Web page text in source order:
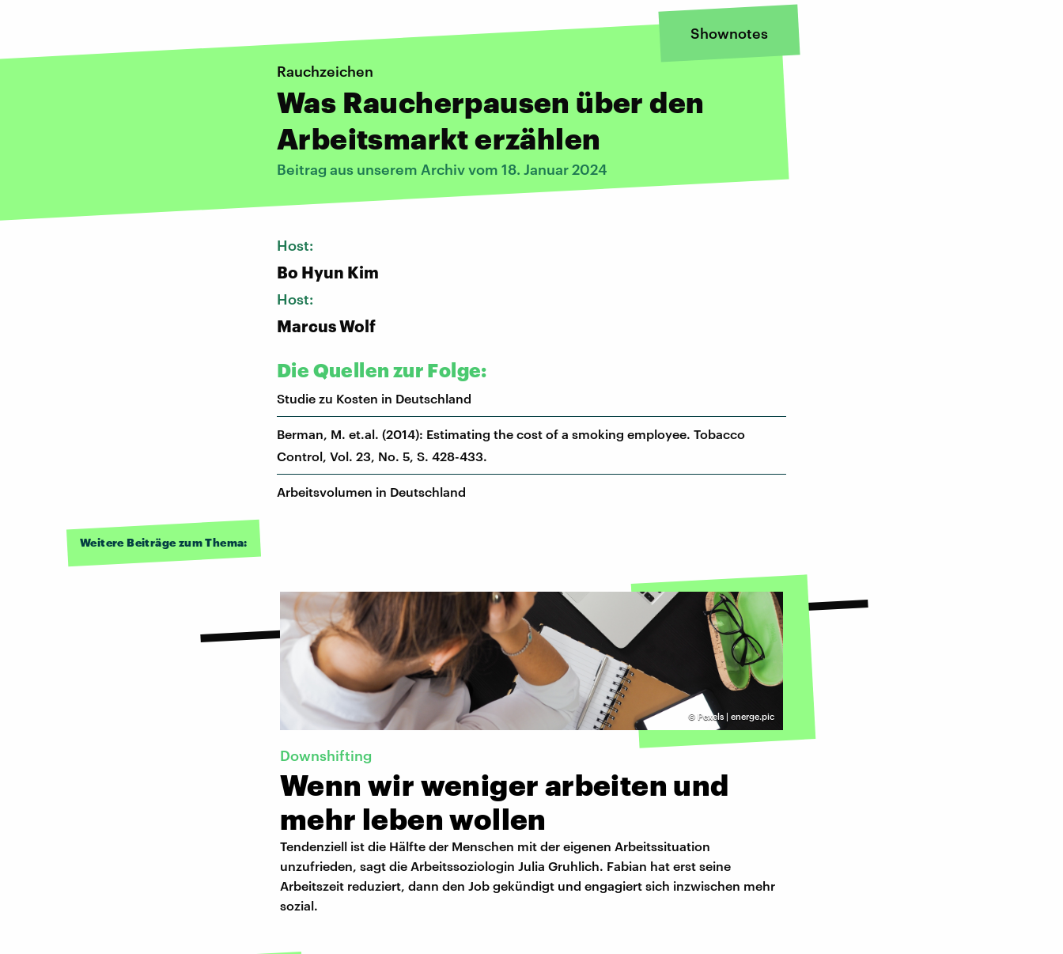
Shownotes
Rauchzeichen
Was Raucherpausen über den
Arbeitsmarkt erzählen
Beitrag aus unserem Archiv vom 18. Januar 2024
Host:
Bo Hyun Kim
Host:
Marcus Wolf
Die Quellen zur Folge:
Studie zu Kosten in Deutschland
Berman, M. et.al. (2014): Estimating the cost of a smoking employee. Tobacco
Control, Vol. 23, No. 5, S. 428-433.
Arbeitsvolumen in Deutschland
Weitere Beiträge zum Thema:
© Pexels | energe.pic
Downshifting
Wenn wir weniger arbeiten und
mehr leben wollen
Tendenziell ist die Hälfte der Menschen mit der eigenen Arbeitssituation
unzufrieden, sagt die Arbeitssoziologin Julia Gruhlich. Fabian hat erst seine
Arbeitszeit reduziert, dann den Job gekündigt und engagiert sich inzwischen mehr
sozial.